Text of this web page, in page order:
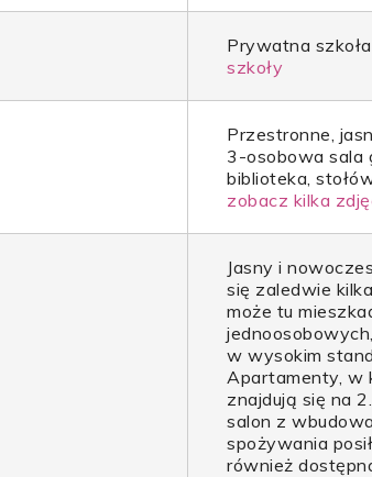
Prywatna
szkoły
Przestronne,
3-osobowa sala
biblioteka,
zobacz kilka
Jasny i
się zaledwie
może tu
w wysokim
Apartamenty, w
znajdują się na
salon z
spożywania
również